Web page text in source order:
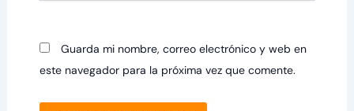
Guarda mi nombre, correo electrónico y web en
este navegador para la próxima vez que comente.